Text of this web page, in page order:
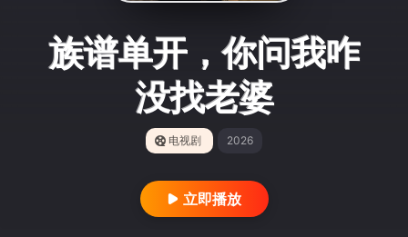
族谱单开，你问我咋
没找老婆
电视剧 2026
立即播放